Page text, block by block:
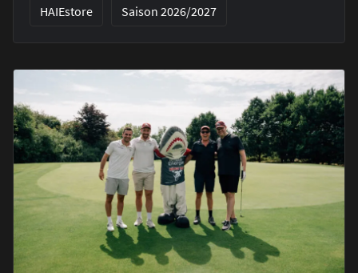
HAIEstore Saison 2026/2027